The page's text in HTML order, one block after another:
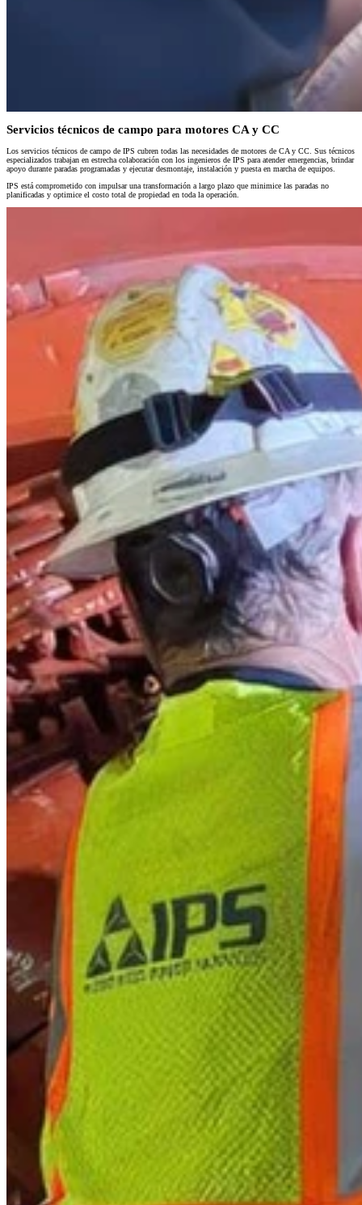
Servicios técnicos de campo para motores CA y CC
Los servicios técnicos de campo de IPS cubren todas las necesidades de motores de CA y CC. Sus técnicos
especializados trabajan en estrecha colaboración con los ingenieros de IPS para atender emergencias, brindar
apoyo durante paradas programadas y ejecutar desmontaje, instalación y puesta en marcha de equipos.
IPS está comprometido con impulsar una transformación a largo plazo que minimice las paradas no
planificadas y optimice el costo total de propiedad en toda la operación.